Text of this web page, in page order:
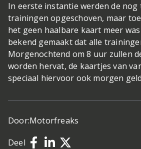
In eerste instantie werden de nog
trainingen opgeschoven, maar
het geen haalbare kaart meer
bekend gemaakt dat alle
Morgenochtend om 8 uur zullen
worden hervat, de kaartjes van
speciaal hiervoor ook morgen
Door:Motorfreaks
Deel